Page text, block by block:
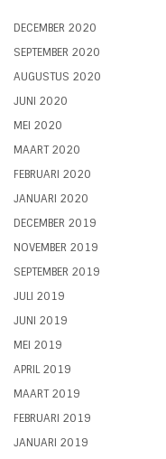
DECEMBER 2020
SEPTEMBER 2020
AUGUSTUS 2020
JUNI 2020
MEI 2020
MAART 2020
FEBRUARI 2020
JANUARI 2020
DECEMBER 2019
NOVEMBER 2019
SEPTEMBER 2019
JULI 2019
JUNI 2019
MEI 2019
APRIL 2019
MAART 2019
FEBRUARI 2019
JANUARI 2019